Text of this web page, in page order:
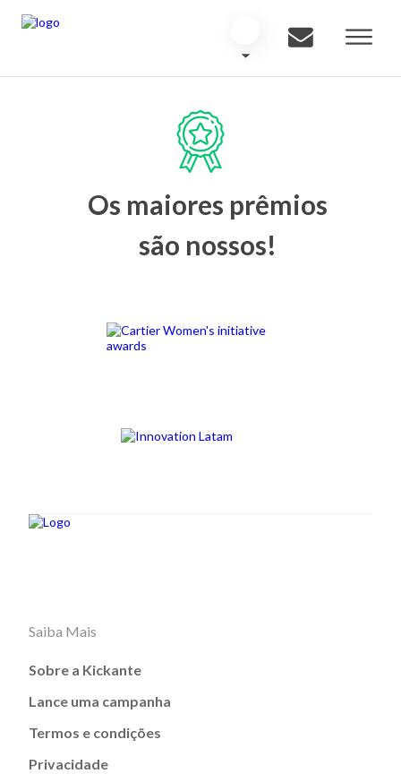
Os maiores prêmios
são nossos!
Saiba Mais
Sobre a Kickante
Lance uma campanha
Termos e condições
Privacidade